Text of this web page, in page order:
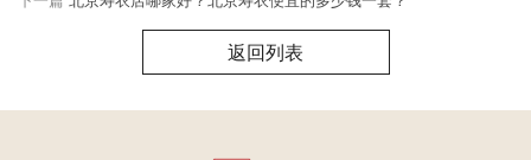
返回列表